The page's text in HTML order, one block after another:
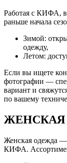
Работая с КИФА,
раньше начала
Зимой:
одежду,
Летом:
Если вы ищете
фотографии —
вариант и
по вашему
Женская одежда —
КИФА.